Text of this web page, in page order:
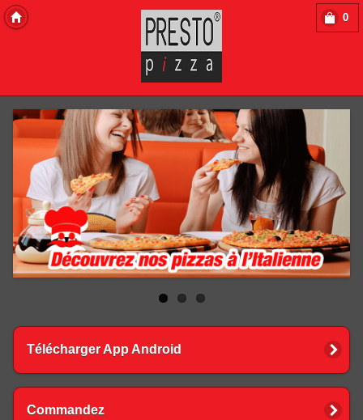
0
Télécharger App Android
Commandez
Copyright 2013 Des-Click Com